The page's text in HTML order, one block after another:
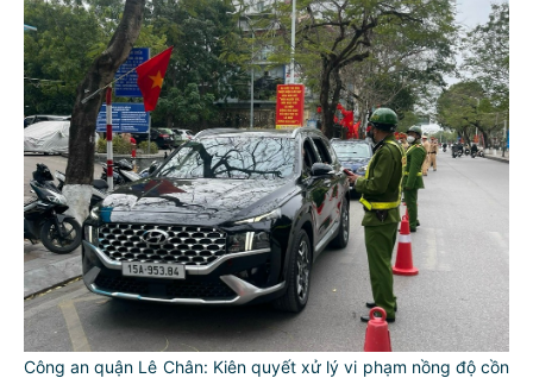
Công an quận Lê Chân: Kiên quyết xử lý vi phạm nồng độ cồn